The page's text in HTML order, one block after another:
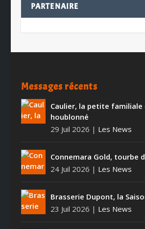
PARTENAIRE
Messages récents
Caulier, la petite familiale
houblonné
29 Juil 2026 | Les News
Connemara Gold, tourbe
24 Juil 2026 | Les News
Brasserie Dupont, la
23 Juil 2026 | Les News